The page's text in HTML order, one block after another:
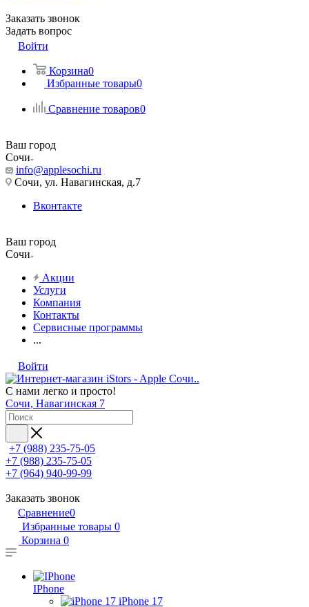
Заказать звонок
Задать вопрос
Войти
Корзина0
Избранные товары0
Сравнение товаров0
Ваш город
Сочи
info@applesochi.ru
Сочи, ул. Навагинская, д.7
Вконтакте
Ваш город
Сочи
Акции
Услуги
Компания
Контакты
Сервисные программы
...
Войти
С нами легко и просто!
Сочи, Навагинская 7
+7 (988) 235-75-05
+7 (988) 235-75-05
+7 (964) 940-99-99
Заказать звонок
Сравнение0
Избранные товары 0
Корзина 0
IPhone
iPhone 17